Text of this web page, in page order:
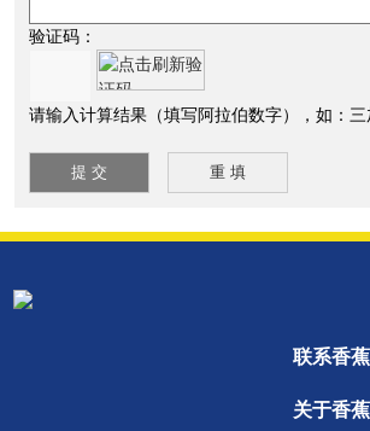
验证码：
请输入计算结果（填写阿拉伯数字），如：三
联系香
关于香